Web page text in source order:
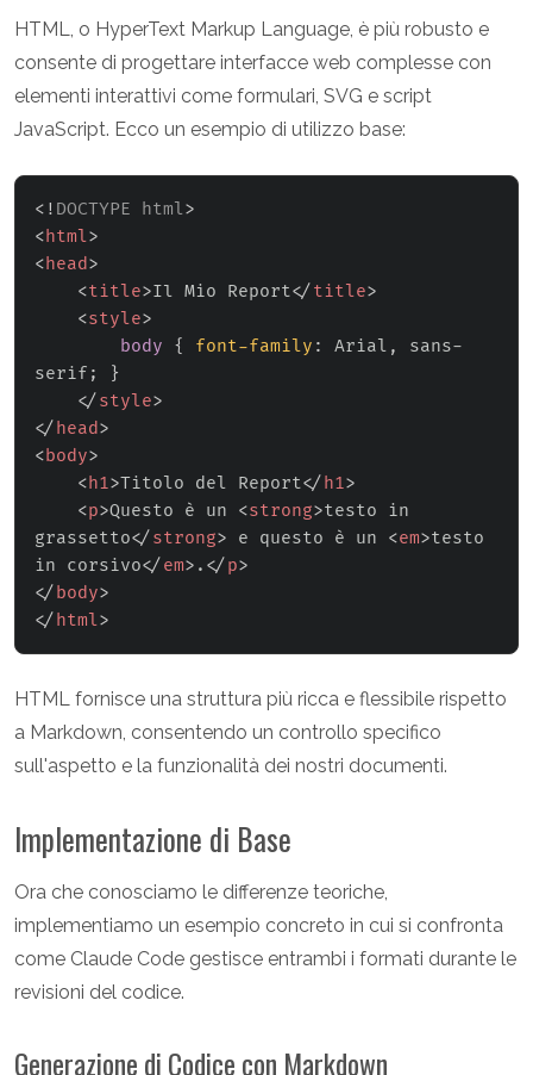
HTML, o HyperText Markup Language, è più robusto e
consente di progettare interfacce web complesse con
elementi interattivi come formulari, SVG e script
JavaScript. Ecco un esempio di utilizzo base:
<! DOCTYPE html>
<html>
<head>
<title>Il Mio Report</title>
<style>
body
{ font-family : Arial ,
sans-
serif ;
}
</style>
</ head>
<body>
<h1>Titolo del Report</ h1>
<p>Questo è un <strong>testo in
grassetto</strong> e questo è un <em>testo
in corsivo</em> . </p>
</ body>
</ html>
HTML fornisce una struttura più ricca e flessibile rispetto
a Markdown, consentendo un controllo specifico
sull'aspetto e la funzionalità dei nostri documenti.
Implementazione di Base
Ora che conosciamo le differenze teoriche,
implementiamo un esempio concreto in cui si confronta
come Claude Code gestisce entrambi i formati durante le
revisioni del codice.
Generazione di Codice con Markdown